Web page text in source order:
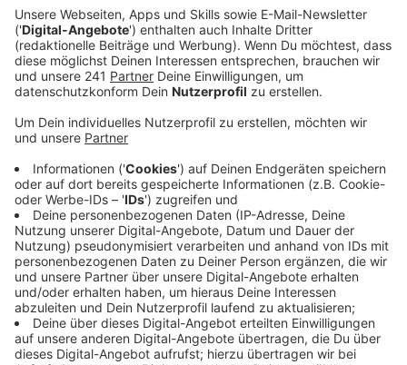
Ein Promi, keine Fragen und fünf
Gegenstände
Anzeige
Wenn ein Popstar, Comedian, Schauspieler oder
Politiker bei uns zu Besuch ist, stellt er sich auch dem
besonderen Video-Interview „Fünf für". Dabei wird
keine einzige Frage gestellt, sondern dem Gast
einfach fünf Dinge in die Hand gedrückt, zu denen er
das erzählt, was ihm als Erstes einfällt. Keine
Standardantworten, keine Promotionaussagen -
sondern ganz persönliche Geschichten - das ist „Fünf
für"!